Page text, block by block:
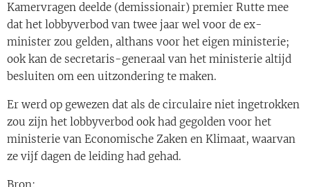
Kamervragen deelde (demissionair) premier Rutte mee
dat het lobbyverbod van twee jaar wel voor de ex-
minister zou gelden, althans voor het eigen ministerie;
ook kan de secretaris-generaal van het ministerie altijd
besluiten om een uitzondering te maken.
Er werd op gewezen dat als de circulaire niet ingetrokken
zou zijn het lobbyverbod ook had gegolden voor het
ministerie van Economische Zaken en Klimaat, waarvan
ze vijf dagen de leiding had gehad.